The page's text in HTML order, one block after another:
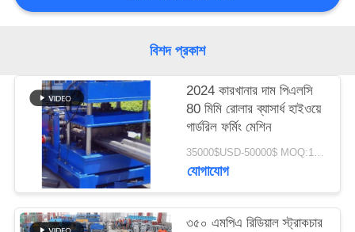
বিশদ প্রকাশ
2024 কারখানার দাম পিএলসি
80 মিমি রোলার ব্যাসার্ধ হাইওয়ে
গার্ডরিল ফর্মিং মেশিন
35000$USD-50000$ MOQ:1 সেট
যোগাযোগ
৩৫০ এমপিএ রিডিয়াল স্ট্রাকচার